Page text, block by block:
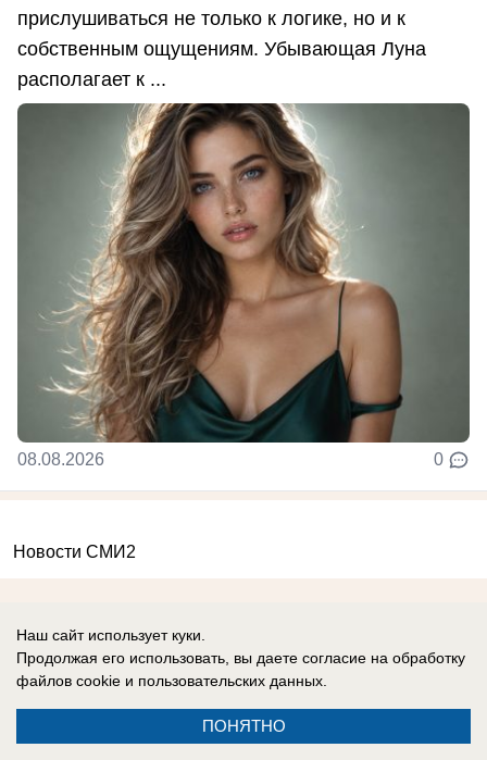
прислушиваться не только к логике, но и к
собственным ощущениям. Убывающая Луна
располагает к ...
08.08.2026 0
Новости СМИ2
Реклама на сайте
Информация
Наш сайт использует куки.
Продолжая его использовать, вы даете согласие на обработку
файлов cookie и пользовательских данных.
ПОНЯТНО